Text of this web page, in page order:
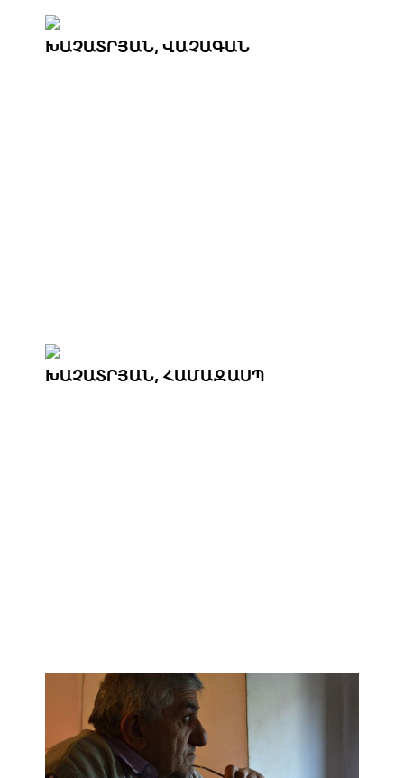
ԽԱՉԱՏՐՅԱՆ, ՎԱՉԱԳԱՆ
ԽԱՉԱՏՐՅԱՆ, ՀԱՄԱԶԱՍՊ